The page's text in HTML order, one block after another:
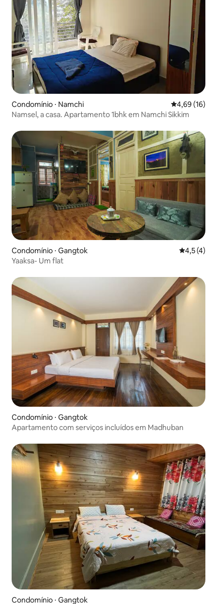
Condomínio ⋅ Namchi 4,69 de uma
4,69 (16)
Namsel, a casa. Apartamento 1bhk em Namchi Sikkim
Condomínio ⋅ Gangtok 4,5 de
4,5 (4)
Yaaksa- Um flat
Condomínio ⋅ Gangtok
Apartamento com serviços incluídos em Madhuban
Condomínio ⋅ Gangtok